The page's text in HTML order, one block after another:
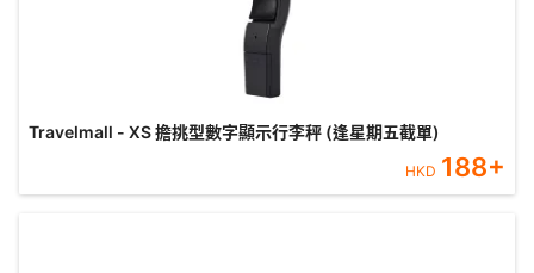
Travelmall - XS 擔挑型數字顯示行李秤 (逢星期五截單)
HKD 188+